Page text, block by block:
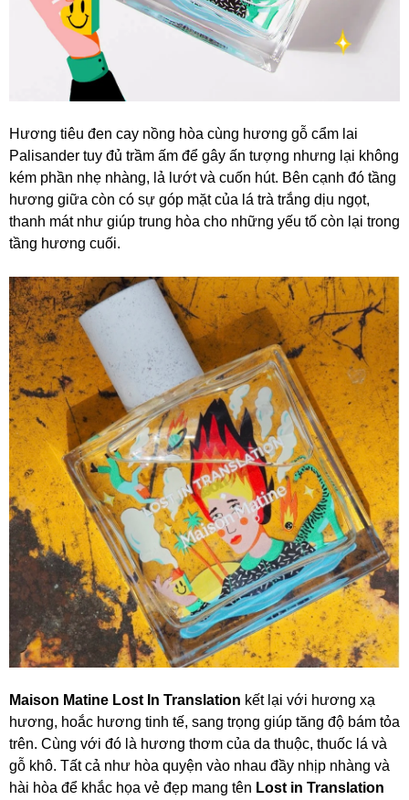
Hương tiêu đen cay nồng hòa cùng hương gỗ cẩm lai
Palisander tuy đủ trầm ấm để gây ấn tượng nhưng lại không
kém phần nhẹ nhàng, lả lướt và cuốn hút. Bên cạnh đó tầng
hương giữa còn có sự góp mặt của lá trà trắng dịu ngọt,
thanh mát như giúp trung hòa cho những yếu tố còn lại trong
tầng hương cuối.
Maison Matine Lost In Translation kết lại với hương xạ
hương, hoắc hương tinh tế, sang trọng giúp tăng độ bám tỏa
trên. Cùng với đó là hương thơm của da thuộc, thuốc lá và
gỗ khô. Tất cả như hòa quyện vào nhau đầy nhịp nhàng và
hài hòa để khắc họa vẻ đẹp mang tên Lost in Translation